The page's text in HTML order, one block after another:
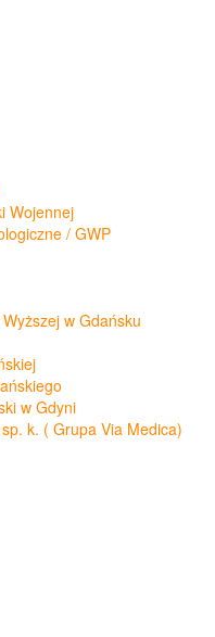
Wojennej
/ GWP
w Gdańsku
w Gdyni
k. ( Grupa Via Medica)